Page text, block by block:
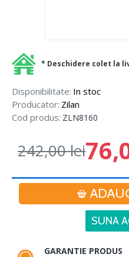
Disponibilitate: In stoc
Producator: Zilan
Cod produs: ZLN8160
242,00 lei
SUNA
* Deschidere colet la
GARANTIE PRODUS